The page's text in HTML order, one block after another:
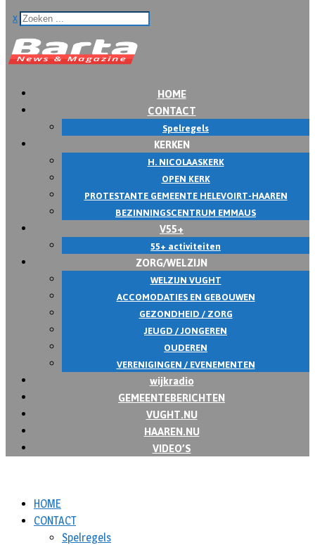
x
HOME
CONTACT
Spelregels
KERKEN
H. NICOLAASKERK
OPEN KERK
PROTESTANTE GEMEENTE HELEVOIRT-HAAREN
BEZINNINGSCENTRUM EMMAUS
V55+
55+ activiteiten
ZORG/WELZIJN
WELZIJN VUGHT
ACCOMODATIES EN GEBOUWEN
GEZONDHEID / ZORG
JEUGD / JONGEREN
OUDEREN
VERENIGINGEN / EVENEMENTEN
wijkradio
GEMEENTEBERICHTEN
VUGHT.NU
HAAREN.NU
VIDEO’S
HOME
CONTACT
Spelregels